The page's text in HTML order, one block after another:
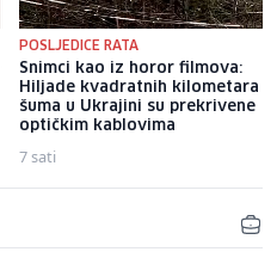
POSLJEDICE RATA
Snimci kao iz horor filmova:
Hiljade kvadratnih kilometara
šuma u Ukrajini su prekrivene
optičkim kablovima
7 sati